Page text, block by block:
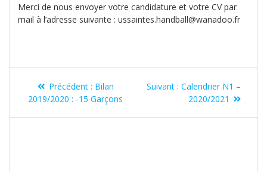
Merci de nous envoyer votre candidature et votre CV par
mail à l’adresse suivante : ussaintes.handball@wanadoo.fr
Navigation
de
Précédent : Article
précédent
Bilan
2019/2020 : -15 Garçons
Suivant : Article
suivant
Calendrier N1 –
2020/2021